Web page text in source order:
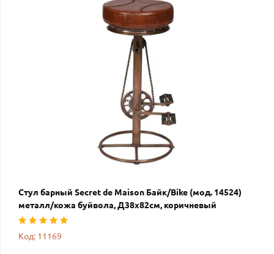
Стул барный Secret de Maison Байк/Bike (мод. 14524)
металл/кожа буйвола, Д38х82см, коричневый
Код: 11169